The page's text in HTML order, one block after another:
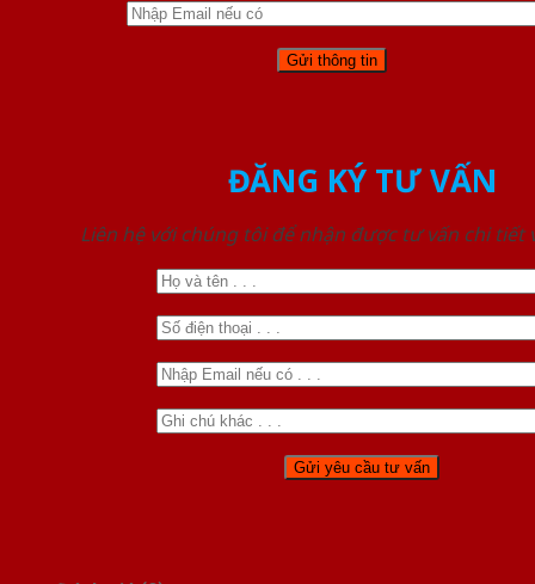
ĐĂNG KÝ TƯ VẤN
Liên hệ với chúng tôi để nhận được tư vấn chi tiết